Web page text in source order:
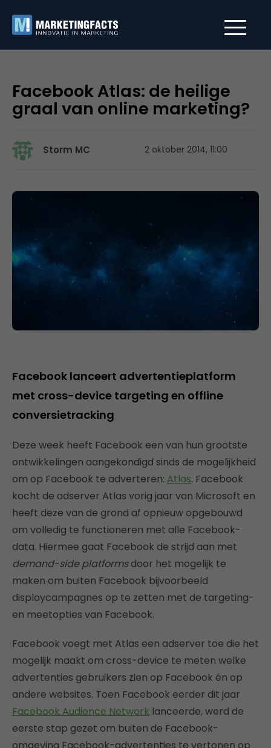
Facebook Atlas: de heilige
graal van online marketing?
Storm MC 2 oktober 2014, 11:00
Facebook lanceert advertentieplatform
met cross-device targeting en offline
conversietracking
Deze week heeft Facebook een van hun grootste
ontwikkelingen aangekondigd sinds de mogelijkheid
om op Facebook te adverteren: Atlas. Facebook
kocht de adserver Atlas vorig jaar van Microsoft en
heeft deze van de grond af opnieuw opgebouwd
om volledig te functioneren met alle Facebook-
data. Hiermee gaat Facebook de strijd aan met
demand-side platformsdoor het mogelijk te
maken om buiten Facebook bijvoorbeeld
displaycampagnes op te zetten met de targeting-
en meetopties van Facebook.
Facebook voegt met Atlas een adserver toe die het
mogelijk maakt om cross-device te meten welke
advertenties gebruikers zien op Facebook én op
andere websites. Toen Facebook eerder dit jaar
Facebook Audience Network lanceerde, werd de
eerste stap gezet om buiten de Facebook-
omgeving Facebook-advertenties te vertonen op